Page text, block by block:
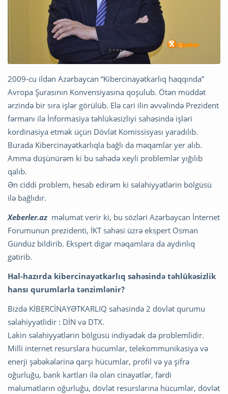
2009-cu ildən Azərbaycan “Kibercinayətkarlıq haqqında”
Avropa Şurasının Konvensiyasına qoşulub. Ötən müddət
ərzində bir sıra işlər görülüb. Elə cari ilin əvvəlində Prezident
fərmanı ilə İnformasiya təhlükəsizliyi sahəsində işləri
kordinasiya etmək üçün Dövlət Komissisyası yaradılıb.
Burada Kibercinayətkarlıqla bağlı da məqamlar yer alıb.
Amma düşünürəm ki bu sahədə xeyli problemlər yığılıb
qalıb.
Ən ciddi problem, hesab edirəm ki səlahiyyətlərin bölgüsü
ilə bağlıdır.
Xeberler.az məlumat verir ki, bu sözləri Azərbaycan İnternet
Forumunun prezidenti, İKT sahəsi üzrə ekspert Osman
Gündüz bildirib. Ekspert digər məqamlara da aydınlıq
gətirib.
Hal-hazırda kibercinayətkarlıq sahəsində təhlükəsizlik
hansı qurumlarla tənzimlənir?
Bizdə KİBERCİNAYƏTKARLIQ sahəsində 2 dövlət qurumu
səlahiyyətlidir : DİN və DTX.
Lakin səlahiyyətlərin bölgüsü indiyədək də problemlidir.
Milli internet resurslara hücumlar, telekommunikasiya və
enerji şəbəkələrinə qarşı hücumlar, profil və ya şifrə
oğurluğu, bank kartları ilə olan cinayətlər, fərdi
məlumatların oğurluğu, dövlət resurslarına hücumlar, dövlət